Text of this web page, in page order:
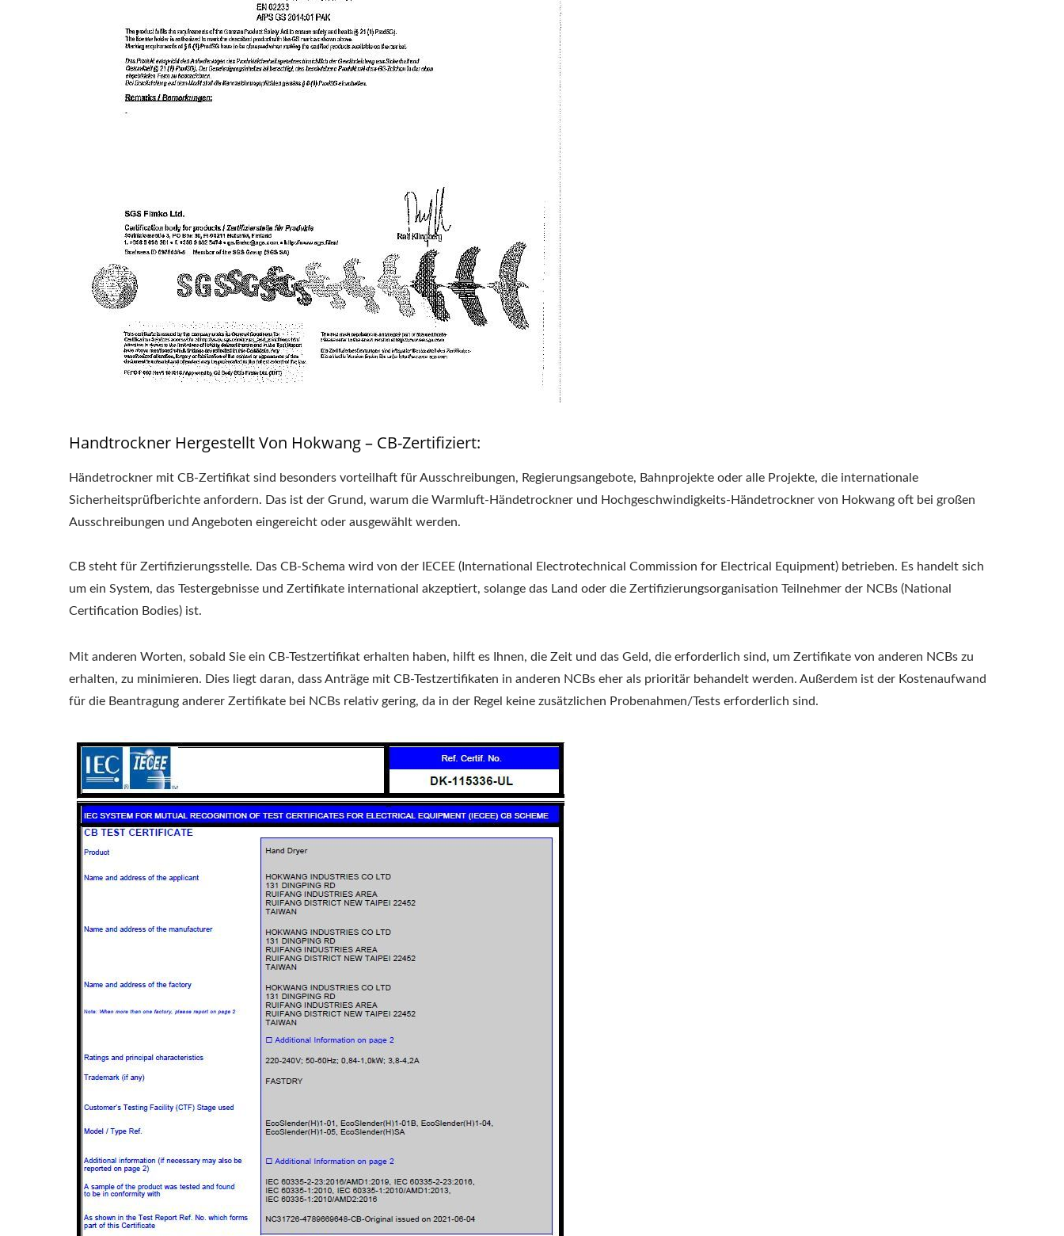
Handtrockner Hergestellt Von Hokwang – CB-Zertifiziert:
Händetrockner mit CB-Zertifikat sind besonders vorteilhaft für Ausschreibungen, Regierungsangebote, Bahnprojekte oder alle Projekte, die internationale
Sicherheitsprüfberichte anfordern. Das ist der Grund, warum die Warmluft-Händetrockner und Hochgeschwindigkeits-Händetrockner von Hokwang oft bei großen
Ausschreibungen und Angeboten eingereicht oder ausgewählt werden.
CB steht für Zertifizierungsstelle. Das CB-Schema wird von der IECEE (International Electrotechnical Commission for Electrical Equipment) betrieben. Es handelt sich
um ein System, das Testergebnisse und Zertifikate international akzeptiert, solange das Land oder die Zertifizierungsorganisation Teilnehmer der NCBs (National
Certification Bodies) ist.
Mit anderen Worten, sobald Sie ein CB-Testzertifikat erhalten haben, hilft es Ihnen, die Zeit und das Geld, die erforderlich sind, um Zertifikate von anderen NCBs zu
erhalten, zu minimieren. Dies liegt daran, dass Anträge mit CB-Testzertifikaten in anderen NCBs eher als prioritär behandelt werden. Außerdem ist der Kostenaufwand
für die Beantragung anderer Zertifikate bei NCBs relativ gering, da in der Regel keine zusätzlichen Probenahmen/Tests erforderlich sind.